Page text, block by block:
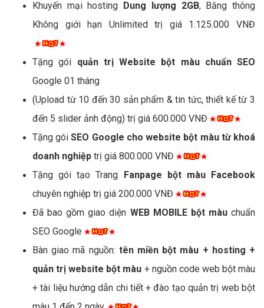
Khuyến mại hosting Dung lượng 2GB, Băng thông
Không giới hạn Unlimited trị giá 1.125.000 VNĐ
Tặng gói quản trị Website bột màu chuẩn SEO
Google 01 tháng
(Upload từ 10 đến 30 sản phẩm & tin tức, thiết kế từ 3
đến 5 slider ảnh động) trị giá 600.000 VNĐ
Tặng góiSEO Google cho website bột màu từ khoá
doanh nghiệp trị giá 800.000 VNĐ
Tặng gói tạo Trang Fanpage bột màu Facebook
chuyên nghiệp trị giá 200.000 VNĐ
Đã bao gồm giao diện WEB MOBILE bột màuchuẩn
SEO Google
Bàn giao mã nguồn: tên miền bột màu + hosting +
quản trị website bột màu + nguồn code web bột màu
+ tài liệu hướng dẫn chi tiết + đào tạo quản trị web bột